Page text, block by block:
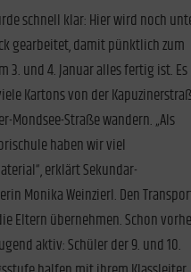
schnell klar: Hier wird noch
gearbeitet, damit pünktlich zum
3. und 4. Januar alles fertig ist. Es
Kartons von der
Mondsee-Straße wandern. „Als
haben wir viel
erklärt Sekundar-
Monika Weinzierl. Den
Eltern übernehmen. Schon
aktiv: Schüler der 9. und 10.